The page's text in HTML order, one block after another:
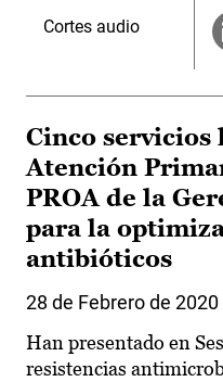
Cortes audio
Cinco servicios
Atención
PROA de la
para la
antibióticos
28 de Febrero de 2020
Han presentado en
resistencias